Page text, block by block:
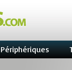
Périphériques